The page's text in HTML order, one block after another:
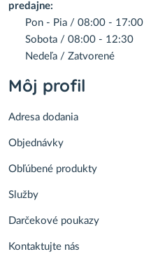
predajne:
Pon - Pia / 08:00 - 17:00
Sobota / 08:00 - 12:30
Nedeľa / Zatvorené
Môj profil
Adresa dodania
Objednávky
Obľúbené produkty
Služby
Darčekové poukazy
Kontaktujte nás